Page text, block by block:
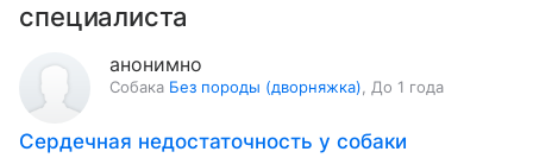
специалиста
анонимно
Собака Без породы (дворняжка) До 1 года
Сердечная недостаточность у собаки